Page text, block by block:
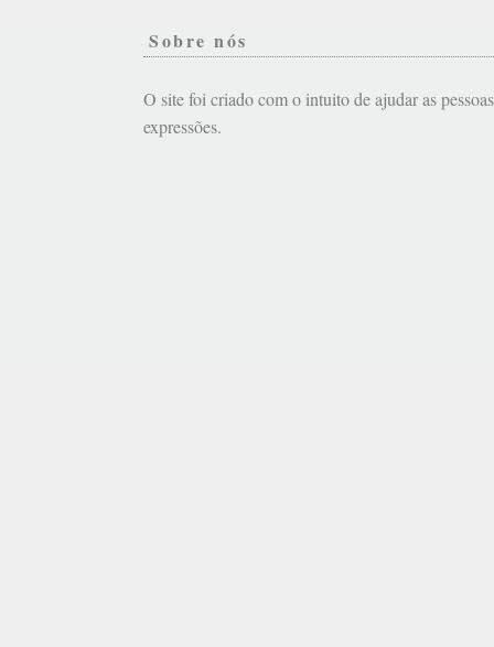
Sobre nós
O site foi criado com o intuito de ajudar as
expressões.